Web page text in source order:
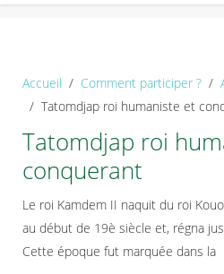
Accueil Comment participer ?
Tatomdjap roi humaniste et
Tatomdjap roi
conquerant
Le roi Kamdem II naquit du roi
au début de 19è siècle et, régna
Cette époque fut marquée dans la